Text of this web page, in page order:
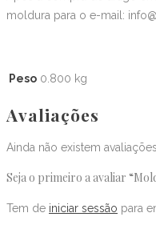
moldura para o e-mail:
Peso 0.800 kg
Avaliações
Ainda não existem
Seja o primeiro a avaliar
Tem de iniciar sessão para